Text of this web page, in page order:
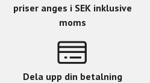
priser anges i SEK inklusive
moms
Dela upp din betalning